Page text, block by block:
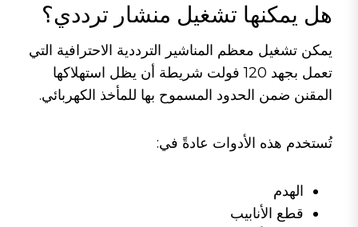
هل يمكنها تشغيل منشار ترددي؟
يمكن تشغيل معظم المناشير الترددية الاحترافية التي
تعمل بجهد 120 فولت شريطة أن يظل استهلاكها
المقنن ضمن الحدود المسموح بها للمأخذ الكهربائي.
تُستخدم هذه الأدوات عادةً في:
الهدم
قطع الأنابيب